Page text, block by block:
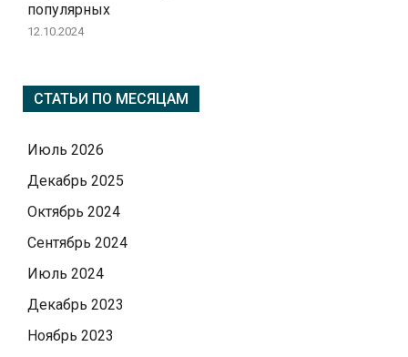
популярных
12.10.2024
СТАТЬИ ПО МЕСЯЦАМ
Июль 2026
Декабрь 2025
Октябрь 2024
Сентябрь 2024
Июль 2024
Декабрь 2023
Ноябрь 2023